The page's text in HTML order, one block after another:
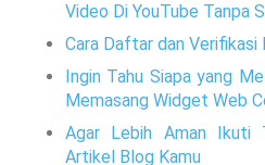
Video Di YouTube Tanpa
Cara Daftar dan Verifikasi
Ingin Tahu Siapa yang
Memasang Widget Web
Agar Lebih Aman Ikuti
Artikel Blog Kamu